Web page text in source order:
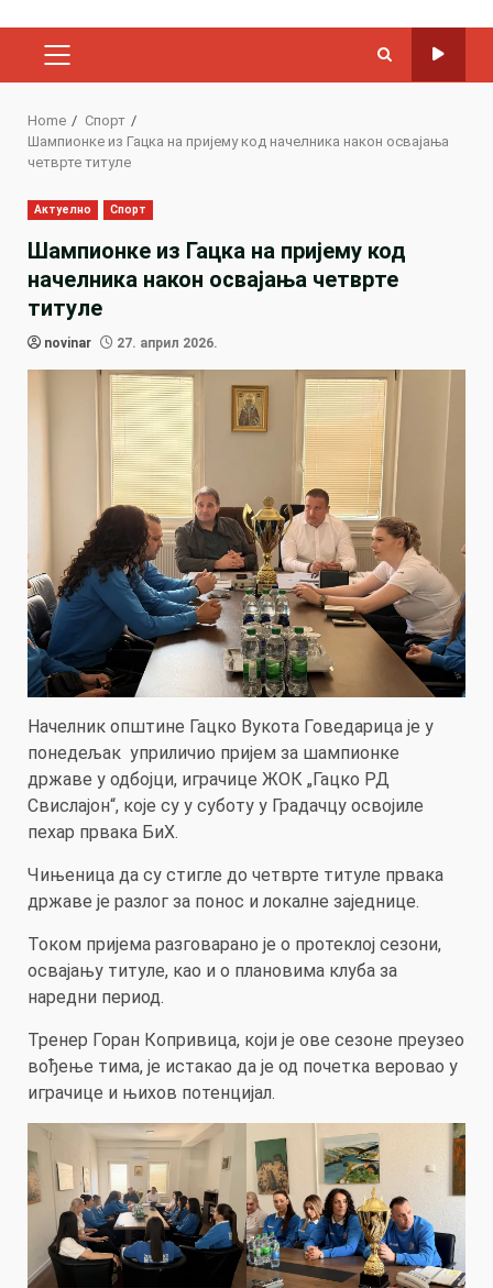
PRIMARY
Home
Спорт
Шампионке из Гацка на пријему код начелника након освајања
четврте титуле
Актуелно Спорт
Шампионке из Гацка на пријему код
начелника након освајања четврте
титуле
novinar 27. април 2026.
Начелник општине Гацко Вукота Говедарица је у
понедељак уприличио пријем за шампионке
државе у одбојци, играчице ЖОК „Гацко РД
Свислајон“, које су у суботу у Градачцу освојиле
пехар првака БиХ.
Чињеница да су стигле до четврте титуле првака
државе је разлог за понос и локалне заједнице.
Током пријема разговарано је о протеклој сезони,
освајању титуле, као и о плановима клуба за
наредни период.
Тренер Горан Копривица, који је ове сезоне преузео
вођење тима, је истакао да је од почетка веровао у
играчице и њихов потенцијал.